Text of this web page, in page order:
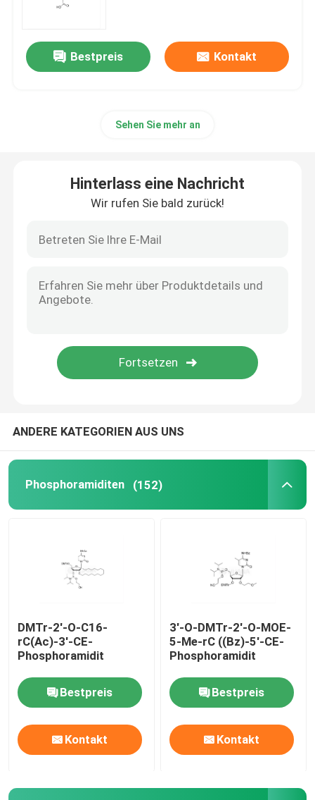
Oligo-Synthese-Reagenzien
Liefersystem
Bestpreis Kontakt
Sehen Sie mehr an
Hinterlass eine Nachricht
Wir rufen Sie bald zurück!
ANDERE KATEGORIEN AUS UNS
Phosphoramiditen (152)
DMTr-2'-O-C16-
rC(Ac)-3'-CE-
Phosphoramidit
Bestpreis
Kontakt
3'-O-DMTr-2'-O-MOE-
5-Me-rC ((Bz)-5'-CE-
Phosphoramidit
Bestpreis
Kontakt